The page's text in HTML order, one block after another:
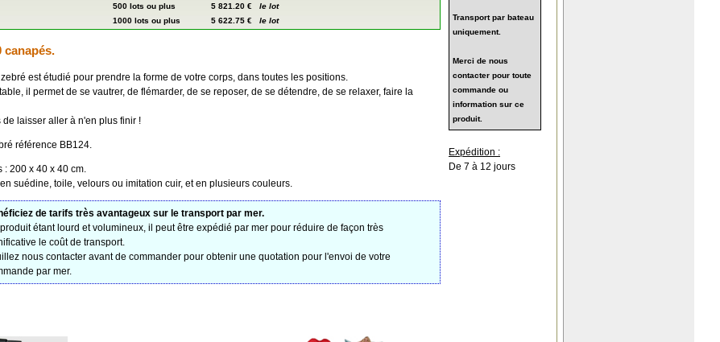
500 lots ou plus
5 821.20 € le lot
1000 lots ou plus
5 622.75 € le lot
canapés.
est étudié pour prendre la forme de votre corps, dans toutes les positions.
il permet de se vautrer, de flémarder, de se reposer, de se détendre, de se relaxer, faire la
de laisser aller à n'en plus finir !
référence BB124.
: 200 x 40 x 40 cm.
suédine, toile, velours ou imitation cuir, et en plusieurs couleurs.
de tarifs très avantageux sur le transport par mer.
étant lourd et volumineux, il peut être expédié par mer pour réduire de façon très
le coût de transport.
nous contacter avant de commander pour obtenir une quotation pour l'envoi de votre
par mer.
Transport par bateau
uniquement.
Merci de nous
contacter pour toute
commande ou
information sur ce
produit.
Expédition :
De 7 à 12 jours